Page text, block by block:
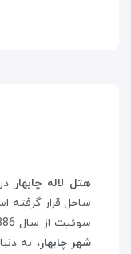
هتل لاله چابهار
سوئیت از سال 1386 فعالیت می‌کند. اگر در بین
شهر چابهار، به